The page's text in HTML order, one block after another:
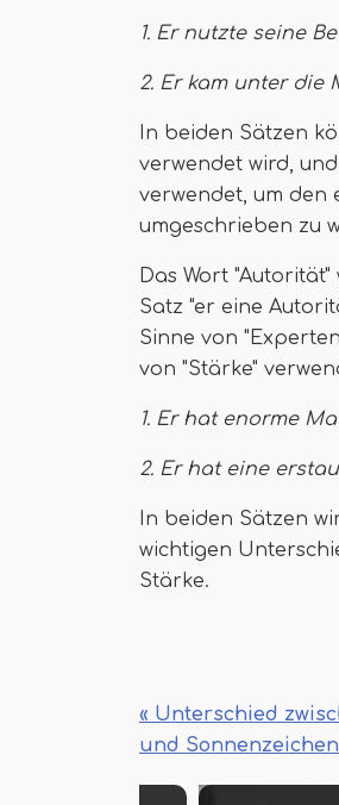
1. Er nutzte seine
2. Er kam unter die
In beiden Sätzen
verwendet wird,
verwendet, um den
umgeschrieben zu
Das Wort
Satz "er eine
Sinne von
von "Stärke"
1. Er hat enorme
2. Er hat eine
In beiden Sätzen
wichtigen
Stärke.
« Unterschied
und Sonnenzeichen